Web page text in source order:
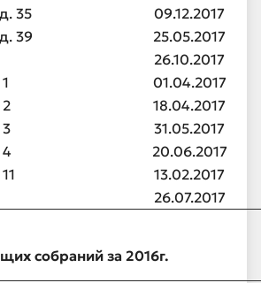
35
09.12.2017
39
25.05.2017
26.10.2017
01.04.2017
18.04.2017
31.05.2017
20.06.2017
13.02.2017
26.07.2017
собраний за 2016г.